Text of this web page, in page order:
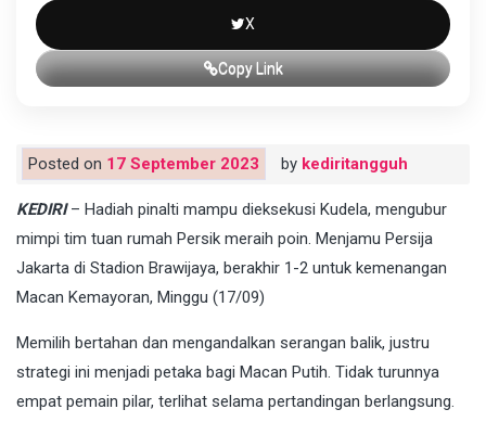
X
Copy Link
Posted on 17 September 2023 by kediritangguh
KEDIRI– Hadiah pinalti mampu dieksekusi Kudela, mengubur
mimpi tim tuan rumah Persik meraih poin. Menjamu Persija
Jakarta di Stadion Brawijaya, berakhir 1-2 untuk kemenangan
Macan Kemayoran, Minggu (17/09)
Memilih bertahan dan mengandalkan serangan balik, justru
strategi ini menjadi petaka bagi Macan Putih. Tidak turunnya
empat pemain pilar, terlihat selama pertandingan berlangsung.